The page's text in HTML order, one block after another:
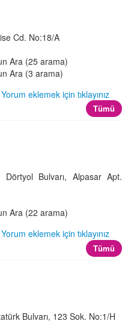
Cd. No:18/A
Ara (25 arama)
Ara (3 arama)
Yorum eklemek için tıklayınız
Tümü
Dörtyol Bulvarı, Alpasar Apt.
Ara (22 arama)
Yorum eklemek için tıklayınız
Tümü
Bulvarı, 123 Sok. No:1/H